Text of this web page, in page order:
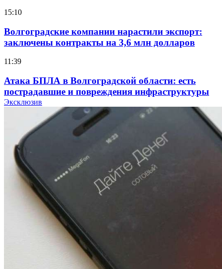
15:10
Волгоградские компании нарастили экспорт:
заключены контракты на 3,6 млн долларов
11:39
Атака БПЛА в Волгоградской области: есть
пострадавшие и повреждения инфраструктуры
Волгоградские вузы в топе зарплатного
рейтинга: ВолгГТУ и ВолгГМУ вошли в топ‑15
для химической отрасли и фармацевтики
18:39
В Красноармейском районе Волгограда стартует
конкурс на ремонт моста через Волго‑Донской
судоходный канал
Фестиваль #ТриЧетыре в Волгограде пройдёт
11–13 сентября в рамках Года единства народов
Эксклюзив